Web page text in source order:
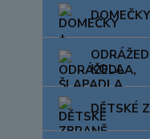
KOLA
DĚTSKÉ